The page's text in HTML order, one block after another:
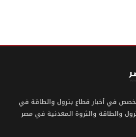
في أخبار قطاع بترول والطاقة في
والطاقة والثروة المعدنية في مصر